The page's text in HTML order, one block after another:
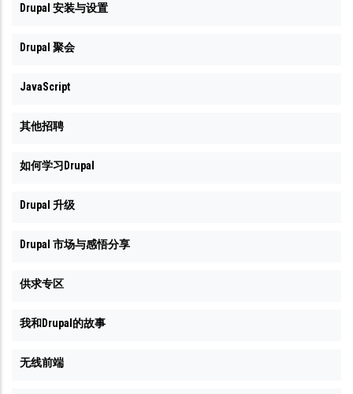
Drupal 安装与设置
Drupal 聚会
JavaScript
其他招聘
如何学习Drupal
Drupal 升级
Drupal 市场与感悟分享
供求专区
我和Drupal的故事
无线前端